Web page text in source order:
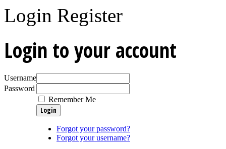
Login Register
Login to your account
Username
Password
Remember Me
Forgot your password?
Forgot your username?